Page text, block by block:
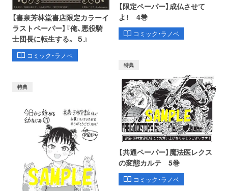
【書泉芳林堂書店限定カラーイ
ラストペーパー】『俺、悪役騎
士団長に転生する。 ５』
コミック・ラノベ
【限定ペーパー】成仏させて
よ！ 4巻
コミック・ラノベ
特典
特典
【共通ペーパー】魔法医レクス
の変態カルテ 5巻
コミック・ラノベ